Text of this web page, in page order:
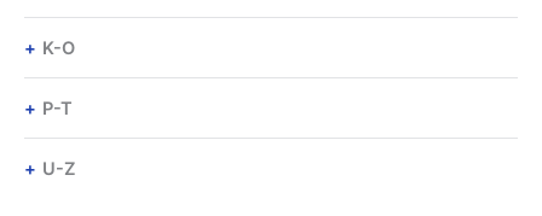
K-O
P-T
U-Z